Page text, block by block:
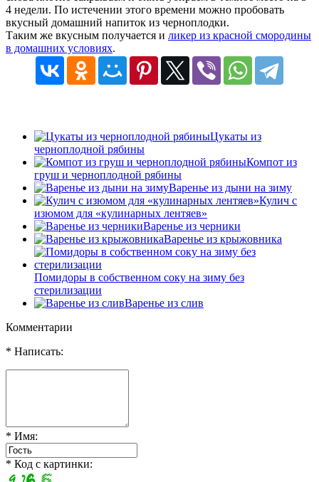
4 недели. По истечении этого времени можно пробовать
вкусный домашний напиток из черноплодки.
Таким же вкусным получается и ликер из красной смородины
в домашних условиях.
Цукаты из
черноплодной рябины
Компот из
груш и черноплодной рябины
Варенье из дыни на зиму
Кулич с
изюмом для «кулинарных лентяев»
Варенье из черники
Варенье из крыжовника
Помидоры в собственном соку на зиму без
стерилизации
Варенье из слив
Комментарии
* Написать:
* Имя:
* Код с картинки: